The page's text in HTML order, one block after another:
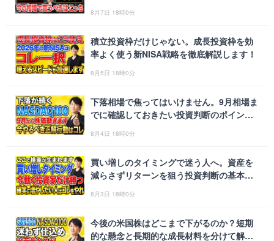
8月7日 18時0分
積立投資枠だけじゃない。成長投資枠を効
率よく使う新NISA戦略を徹底解説します！
8月5日 18時0分
下落相場で焦ってはいけません。9月相場ま
でに確認しておきたい投資判断のポイント
8月4日 18時0分
買い増しのタイミングで迷う人へ。資産を
減らさずリターンを狙う投資判断の基本戦
8月3日 18時0分
今後の米国株はどこまで下がるのか？短期
的な懸念と長期的な成長材料を分けて解説